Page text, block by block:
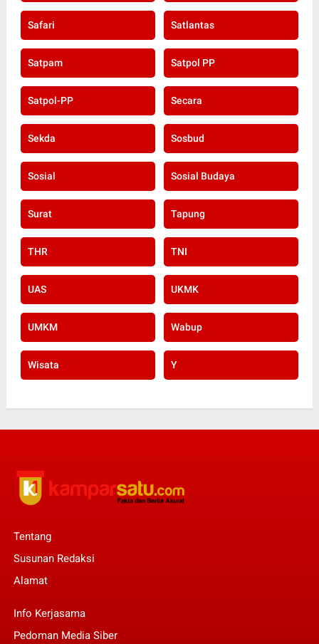
Safari Satlantas
Satpam Satpol PP
Satpol-PP Secara
Sekda Sosbud
Sosial Sosial Budaya
Surat Tapung
THR TNI
UAS UKMK
UMKM Wabup
Wisata Y
Tentang
Susunan Redaksi
Alamat
Info Kerjasama
Pedoman Media Siber